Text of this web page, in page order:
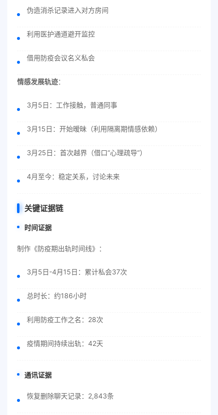
伪造消杀记录进入对方房间
利用医护通道避开监控
借用防疫会议名义私会
情感发展轨迹：
3月5日：工作接触，普通同事
3月15日：开始暧昧（利用隔离期情感依赖）
3月25日：首次越界（借口“心理疏导”）
4月至今：稳定关系，讨论未来
关键证据链
时间证据
制作《防疫期出轨时间线》：
3月5日-4月15日：累计私会37次
总时长：约186小时
利用防疫工作之名：28次
疫情期间持续出轨：42天
通讯证据
恢复删除聊天记录：2,843条